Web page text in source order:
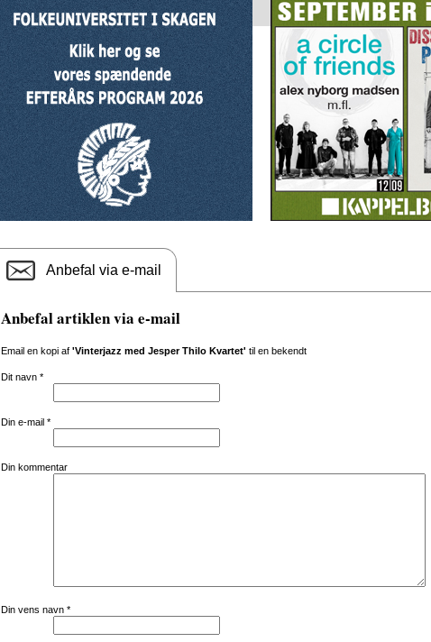
Anbefal via e-mail
Anbefal artiklen via e-mail
Email en kopi af 'Vinterjazz med Jesper Thilo Kvartet' til en bekendt
Dit navn *
Din e-mail *
Din kommentar
Din vens navn *